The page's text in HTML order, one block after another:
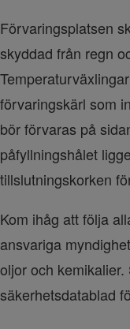
Förvaringsplatsen
skyddad från regn
förvaringskärl som
bör förvaras på
påfyllningshålet
tillslutningskorken
Kom ihåg att följa
ansvariga
oljor och
säkerhetsdatablad